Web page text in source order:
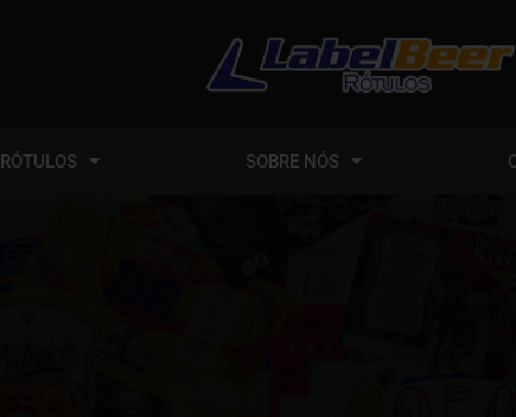
RÓTULOS SOBRE NÓS